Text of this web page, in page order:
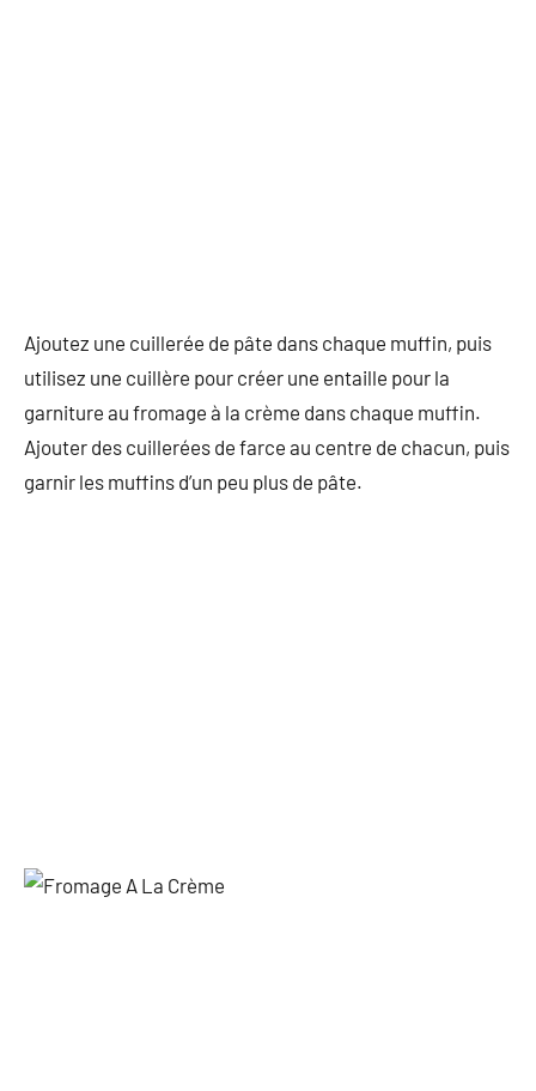
Ajoutez une cuillerée de pâte dans chaque muffin, puis
utilisez une cuillère pour créer une entaille pour la
garniture au fromage à la crème dans chaque muffin.
Ajouter des cuillerées de farce au centre de chacun, puis
garnir les muffins d’un peu plus de pâte.